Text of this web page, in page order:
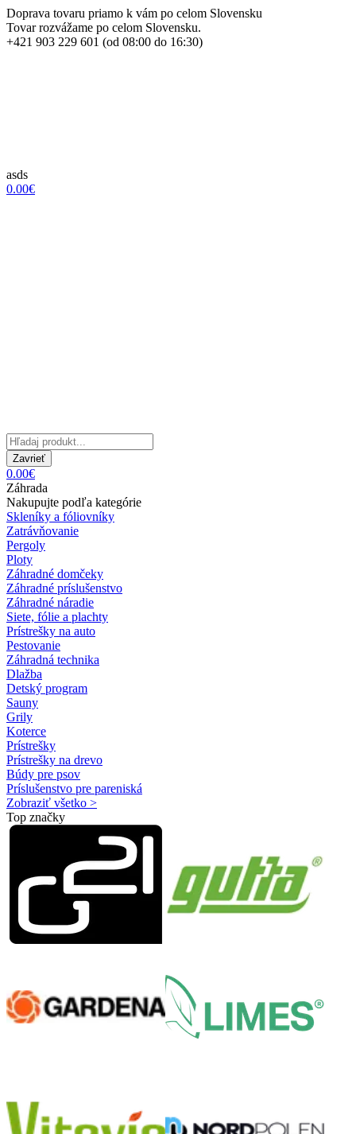
Doprava tovaru priamo k vám po celom Slovensku
Tovar rozvážame po celom Slovensku.
+421 903 229 601 (od 08:00 do 16:30)
asds
0.00€
Zavrieť
0.00€
Záhrada
Nakupujte podľa kategórie
Skleníky a fóliovníky
Zatrávňovanie
Pergoly
Ploty
Záhradné domčeky
Záhradné príslušenstvo
Záhradné náradie
Siete, fólie a plachty
Prístrešky na auto
Pestovanie
Záhradná technika
Dlažba
Detský program
Sauny
Grily
Koterce
Prístrešky
Prístrešky na drevo
Búdy pre psov
Príslušenstvo pre pareniská
Zobraziť všetko >
Top značky